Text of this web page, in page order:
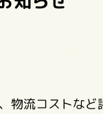
物流コストな